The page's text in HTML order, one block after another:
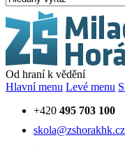
Od hraní k vědění
Hlavní menu Levé menu
+420 495 703 100
skola@zshorakhk.cz